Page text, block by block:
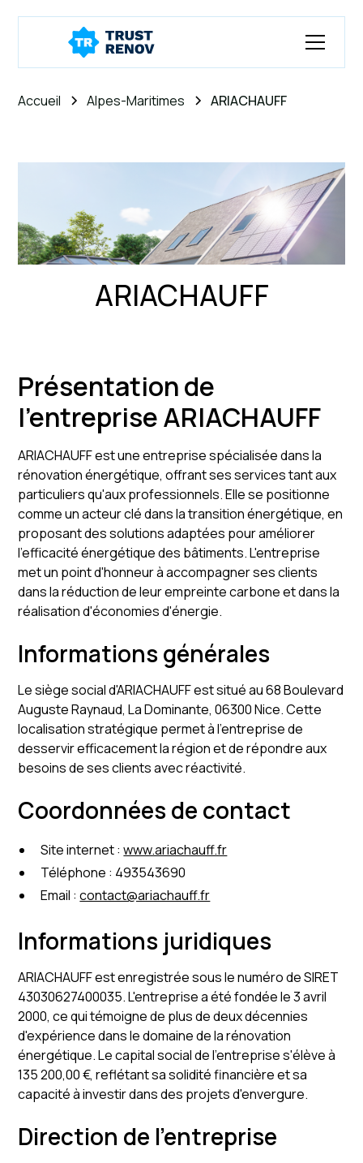
Accueil Alpes-Maritimes ARIACHAUFF
ARIACHAUFF
Présentation de
l'entreprise ARIACHAUFF
ARIACHAUFF est une entreprise spécialisée dans la
rénovation énergétique, offrant ses services tant aux
particuliers qu'aux professionnels. Elle se positionne
comme un acteur clé dans la transition énergétique, en
proposant des solutions adaptées pour améliorer
l'efficacité énergétique des bâtiments. L'entreprise
met un point d'honneur à accompagner ses clients
dans la réduction de leur empreinte carbone et dans la
réalisation d'économies d'énergie.
Informations générales
Le siège social d'ARIACHAUFF est situé au 68 Boulevard
Auguste Raynaud, La Dominante, 06300 Nice. Cette
localisation stratégique permet à l'entreprise de
desservir efficacement la région et de répondre aux
besoins de ses clients avec réactivité.
Coordonnées de contact
Site internet :www.ariachauff.fr
Téléphone : 493543690
Email :contact@ariachauff.fr
Informations juridiques
ARIACHAUFF est enregistrée sous le numéro de SIRET
43030627400035. L'entreprise a été fondée le 3 avril
2000, ce qui témoigne de plus de deux décennies
d'expérience dans le domaine de la rénovation
énergétique. Le capital social de l'entreprise s'élève à
135 200,00 €, reflétant sa solidité financière et sa
capacité à investir dans des projets d'envergure.
Direction de l'entreprise